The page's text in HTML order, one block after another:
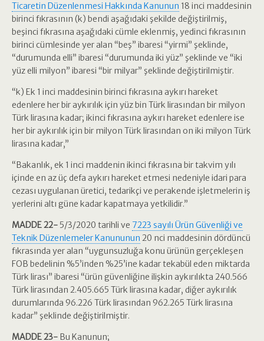
Ticaretin Düzenlenmesi Hakkında Kanunun 18 inci maddesinin
birinci fıkrasının (k) bendi aşağıdaki şekilde değiştirilmiş,
beşinci fıkrasına aşağıdaki cümle eklenmiş, yedinci fıkrasının
birinci cümlesinde yer alan “beş” ibaresi “yirmi” şeklinde,
“durumunda elli” ibaresi “durumunda iki yüz” şeklinde ve “iki
yüz elli milyon” ibaresi “bir milyar” şeklinde değiştirilmiştir.
“k) Ek 1 inci maddesinin birinci fıkrasına aykırı hareket
edenlere her bir aykırılık için yüz bin Türk lirasından bir milyon
Türk lirasına kadar; ikinci fıkrasına aykırı hareket edenlere ise
her bir aykırılık için bir milyon Türk lirasından on iki milyon Türk
lirasına kadar,”
“Bakanlık, ek 1 inci maddenin ikinci fıkrasına bir takvim yılı
içinde en az üç defa aykırı hareket etmesi nedeniyle idari para
cezası uygulanan üretici, tedarikçi ve perakende işletmelerin iş
yerlerini altı güne kadar kapatmaya yetkilidir.”
MADDE 22- 5/3/2020 tarihli ve 7223 sayılı Ürün Güvenliği ve
Teknik Düzenlemeler Kanununun 20 nci maddesinin dördüncü
fıkrasında yer alan “uygunsuzluğa konu ürünün gerçekleşen
FOB bedelinin %5’inden %25’ine kadar tekabül eden miktarda
Türk lirası” ibaresi “ürün güvenliğine ilişkin aykırılıkta 240.566
Türk lirasından 2.405.665 Türk lirasına kadar, diğer aykırılık
durumlarında 96.226 Türk lirasından 962.265 Türk lirasına
kadar” şeklinde değiştirilmiştir.
MADDE 23- Bu Kanunun;